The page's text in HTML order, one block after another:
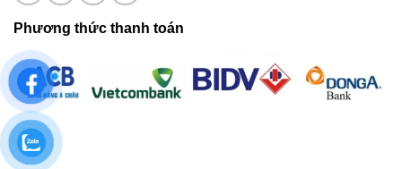
Phương thức thanh toán